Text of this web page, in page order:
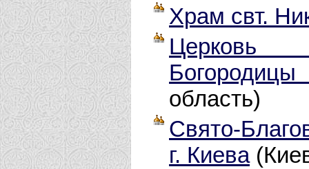
Храм свт.
Церковь
область)
Свято-
г. Киева